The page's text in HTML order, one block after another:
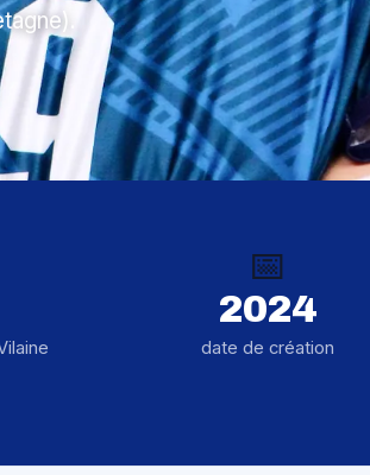
📅
2024
date de création